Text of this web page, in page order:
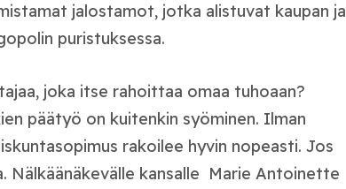
jalostamot, jotka alistuvat kaupan ja
puristuksessa.
joka itse rahoittaa omaa tuhoaan?
päätyö on kuitenkin syöminen. Ilman
rakoilee hyvin nopeasti. Jos
Nälkäänäkevälle kansalle Marie Antoinette